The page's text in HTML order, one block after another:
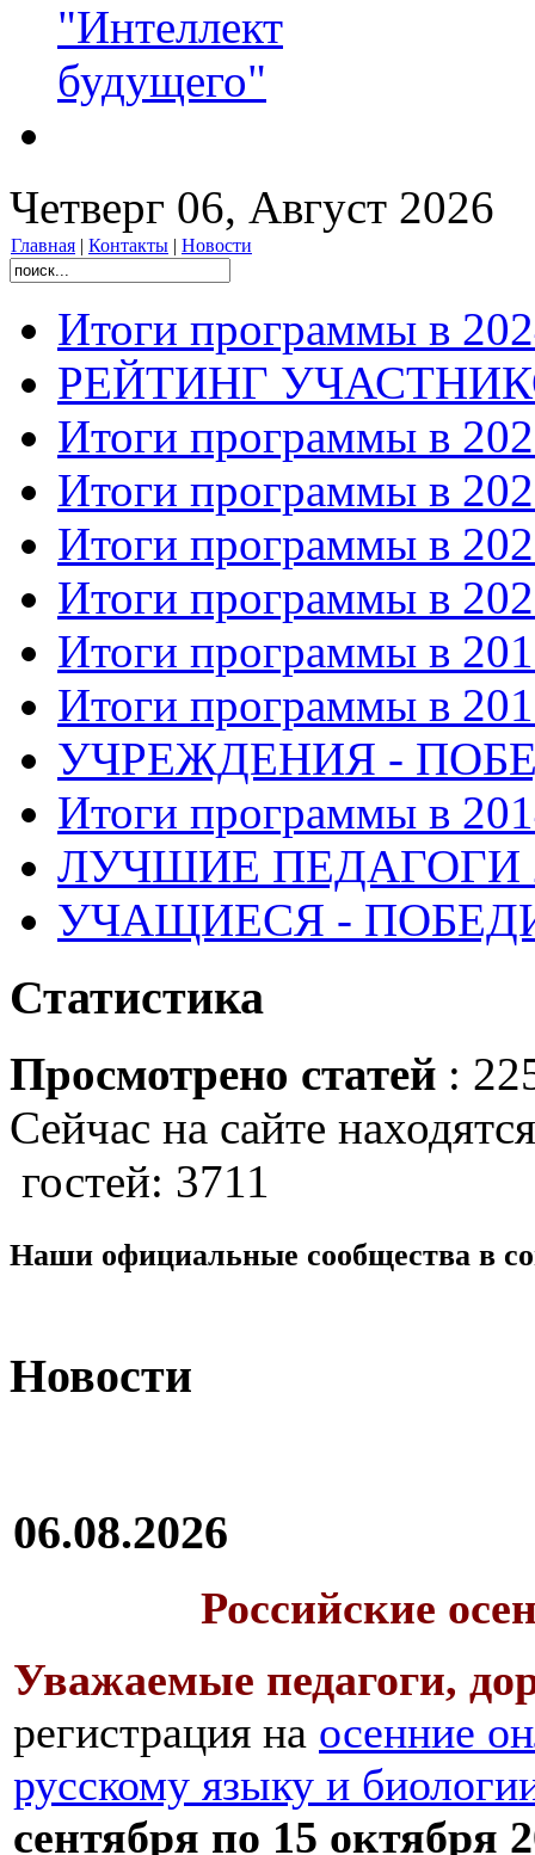
"Интеллект
будущего"
Четверг 06, Август 2026
Главная | Контакты | Новости
Итоги программы в
РЕЙТИНГ
Итоги программы в
Итоги программы в
Итоги программы в
Итоги программы в
Итоги программы в
Итоги программы в
УЧРЕЖДЕНИЯ -
Итоги программы в
ЛУЧШИЕ ПЕДАГОГИ
УЧАЩИЕСЯ -
Статистика
Просмотрено статей :
Сейчас на сайте
гостей: 3711
Наши официальные сообщества в
Новости
06.08.2026
Российские
Уважаемые педагоги,
регистрация на осенние
русскому языку и
сентября по 15 октября